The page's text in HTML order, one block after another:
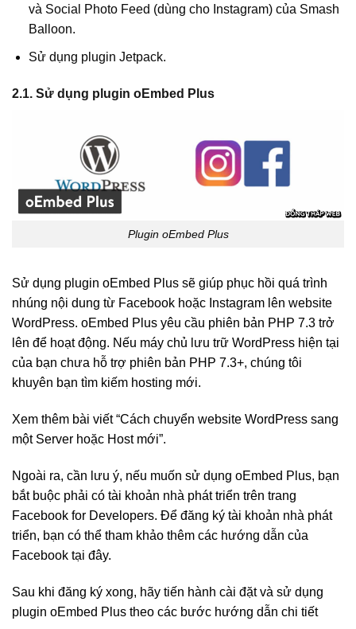
và Social Photo Feed (dùng cho Instagram) của Smash
Balloon.
Sử dụng plugin Jetpack.
2.1. Sử dụng plugin oEmbed Plus
Plugin oEmbed Plus
Sử dụng plugin oEmbed Plus sẽ giúp phục hồi quá trình
nhúng nội dung từ Facebook hoặc Instagram lên website
WordPress. oEmbed Plus yêu cầu phiên bản PHP 7.3 trở
lên để hoạt động. Nếu máy chủ lưu trữ WordPress hiện tại
của bạn chưa hỗ trợ phiên bản PHP 7.3+, chúng tôi
khuyên bạn tìm kiếm hosting mới.
Xem thêm bài viết “Cách chuyển website WordPress sang
một Server hoặc Host mới”.
Ngoài ra, cần lưu ý, nếu muốn sử dụng oEmbed Plus, bạn
bắt buộc phải có tài khoản nhà phát triển trên trang
Facebook for Developers. Để đăng ký tài khoản nhà phát
triển, bạn có thể tham khảo thêm các hướng dẫn của
Facebook tại đây.
Sau khi đăng ký xong, hãy tiến hành cài đặt và sử dụng
plugin oEmbed Plus theo các bước hướng dẫn chi tiết